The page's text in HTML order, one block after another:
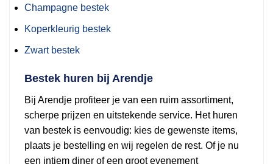
Champagne bestek
Koperkleurig bestek
Zwart bestek
Bestek huren bij Arendje
Bij Arendje profiteer je van een ruim assortiment,
scherpe prijzen en uitstekende service. Het huren
van bestek is eenvoudig: kies de gewenste items,
plaats je bestelling en wij regelen de rest. Of je nu
een intiem diner of een groot evenement